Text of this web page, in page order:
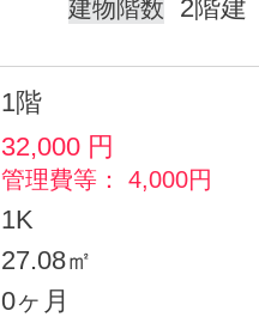
建物階数 2階建
1階
32,000 円
管理費等： 4,000円
1K
27.08㎡
0ヶ月